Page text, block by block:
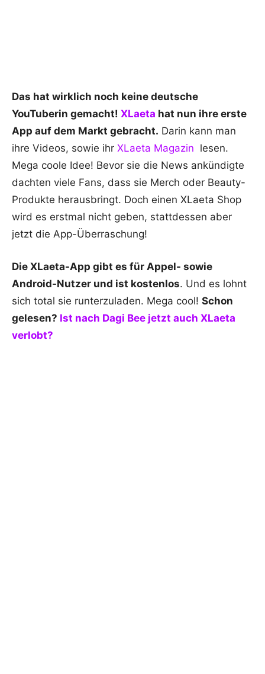
Das hat wirklich noch keine deutsche
YouTuberin gemacht! XLaeta hat nun ihre erste
App auf dem Markt gebracht. Darin kann man
ihre Videos, sowie ihr XLaeta Magazin lesen.
Mega coole Idee! Bevor sie die News ankündigte
dachten viele Fans, dass sie Merch oder Beauty-
Produkte herausbringt. Doch einen XLaeta Shop
wird es erstmal nicht geben, stattdessen aber
jetzt die App-Überraschung!
Die XLaeta-App gibt es für Appel- sowie
Android-Nutzer und ist kostenlos. Und es lohnt
sich total sie runterzuladen. Mega cool! Schon
gelesen? Ist nach Dagi Bee jetzt auch XLaeta
verlobt?